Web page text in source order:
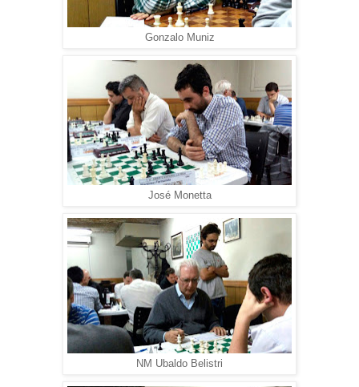
Gonzalo Muniz
José Monetta
NM Ubaldo Belistri